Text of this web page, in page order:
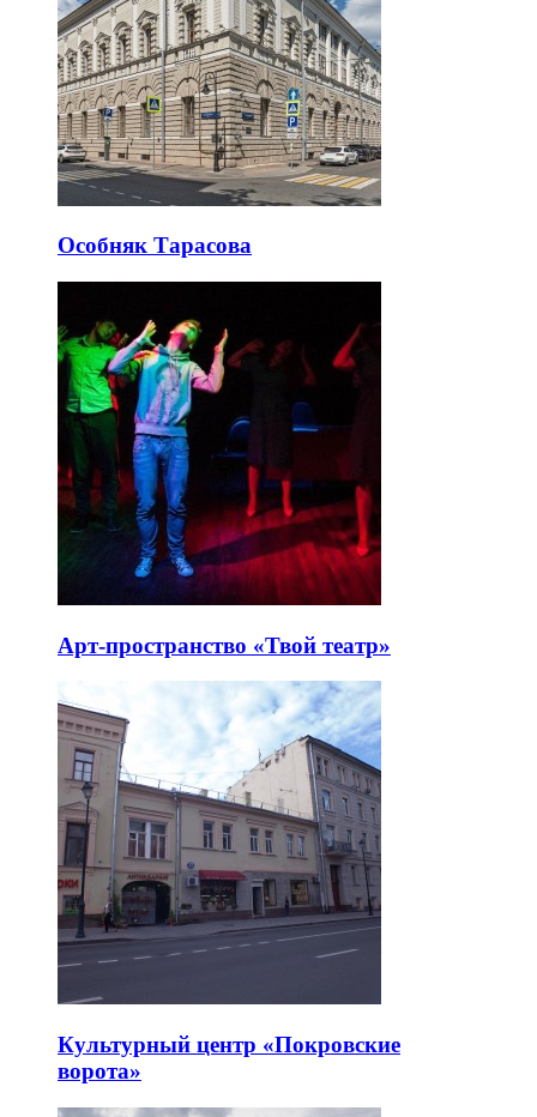
Особняк Тарасова
Арт-пространство «Твой театр»
Культурный центр «Покровские
ворота»